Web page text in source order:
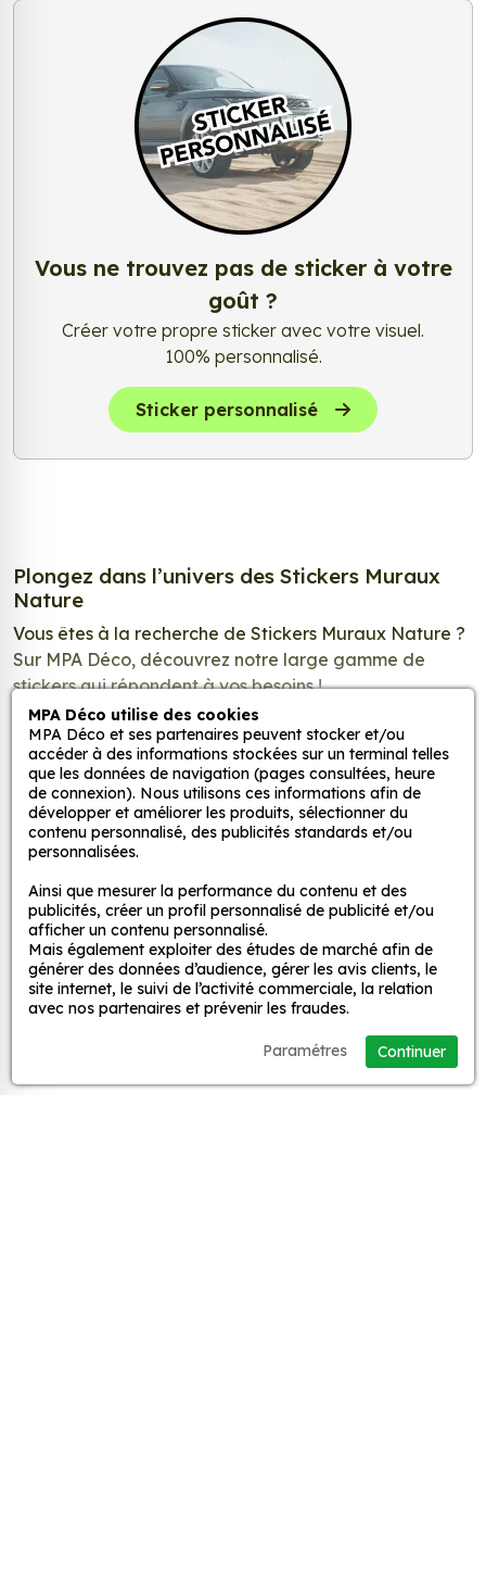
Vous ne trouvez pas de sticker à votre
goût ?
Créer votre propre sticker avec votre visuel.
100% personnalisé.
Sticker personnalisé
Plongez dans l’univers des Stickers Muraux
Nature
Vous êtes à la recherche de Stickers Muraux Nature ?
Sur MPA Déco, découvrez notre large gamme de
stickers qui répondent à vos besoins !
Que ce soit pour embellir votre maison, votre bureau,
votre voiture ou tout autre lieu qui a de l'importance à
vos yeux, nos autocollants constituent le choix optimal.
Créez une décoration adhésive unique
Parcourez notre catalogue riche en designs ! Vous
souhaitez offrir un style unique et élégant à votre
auto, moto, camping-car ou votre intérieur afin qu’il
puisse refléter votre univers et votre personnalité ? Les
Stickers Muraux Nature sont l’accessoire qu’il vous
faut !
Nous proposons une large variété de designs, allant
des motifs simple et modernes aux illustrations
Lire la suite
Inscrivez-vous pour recevoir nos
offres promotionnelles et nouveautés
MPA Déco utilise des cookies
MPA Déco et ses partenaires peuvent stocker et/ou
accéder à des informations stockées sur un terminal telles
que les données de navigation (pages consultées, heure
de connexion). Nous utilisons ces informations afin de
développer et améliorer les produits, sélectionner du
contenu personnalisé, des publicités standards et/ou
personnalisées.
Ainsi que mesurer la performance du contenu et des
publicités, créer un profil personnalisé de publicité et/ou
afficher un contenu personnalisé.
Mais également exploiter des études de marché afin de
générer des données d’audience, gérer les avis clients, le
site internet, le suivi de l’activité commerciale, la relation
avec nos partenaires et prévenir les fraudes.
Continuer
Paramétres